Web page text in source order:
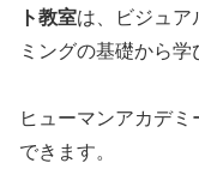
ト教室は、ビジュア
ミングの基礎から学
ヒューマンアカデ
できます。